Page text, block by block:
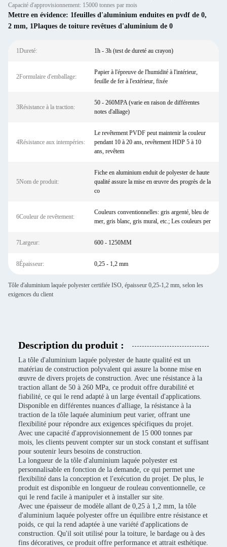
Capacité d'approvisionnement: 15000 tonnes par mois
Mettre en évidence: 1feuilles d'aluminium enduites en pvdf de 0,
2 mm, 1Plaques de toiture revêtues d'aluminium de 0
1Dureté: 1h - 3h (test de dureté au crayon)
2Formulaire d'emballage:
Papier à l'épreuve de l'humidité à l'intérieur,
feuille de fer à l'extérieur, fixée
3Résistance à la traction:
50 - 260MPA (varie en raison de différentes
notes d'alliage)
4Résistance aux intempéries:
Le revêtement PVDF peut maintenir la couleur
pendant 10 à 20 ans, revêtement HDP 5 à 10
ans, revêtem
5Nom de produit:
Fiche en aluminium enduit de polyester de haute
qualité assure la mise en œuvre des progrès de la
co
6Couleur de revêtement:
Couleurs conventionnelles: gris argenté, bleu de
mer, gris blanc, gris mural, etc.; Les couleurs per
7Largeur: 600 - 1250MM
8Épaisseur: 0,25 - 1,2 mm
Tôle d'aluminium laquée polyester certifiée ISO, épaisseur 0,25-1,2 mm, selon les
exigences du client
Description du produit :
La tôle d'aluminium laquée polyester de haute qualité est un
matériau de construction polyvalent qui assure la bonne mise en
œuvre de divers projets de construction. Avec une résistance à la
traction allant de 50 à 260 MPa, ce produit offre durabilité et
fiabilité, ce qui le rend adapté à un large éventail d'applications.
Disponible en différentes nuances d'alliage, la résistance à la
traction de la tôle laquée aluminium peut varier, offrant une
flexibilité pour répondre aux exigences spécifiques du projet.
Avec une capacité d'approvisionnement de 15 000 tonnes par
mois, les clients peuvent compter sur un stock constant et suffisant
pour soutenir leurs besoins de construction.
La longueur de la tôle d'aluminium laquée polyester est
personnalisable en fonction de la demande, ce qui permet une
flexibilité dans la conception et l'exécution du projet. De plus, le
produit est disponible en longueur de rouleau conventionnelle, ce
qui le rend facile à manipuler et à installer sur site.
Avec une épaisseur de modèle allant de 0,25 à 1,2 mm, la tôle
d'aluminium laquée polyester offre un équilibre entre résistance et
poids, ce qui la rend adaptée à une variété d'applications de
construction. Qu'il soit utilisé pour la toiture, le bardage ou à des
fins décoratives, ce produit offre performance et attrait esthétique.